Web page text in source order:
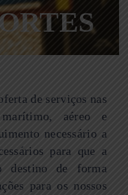
de serviços nas
aéreo e
necessário a
para que a
destino de forma
para os nossos